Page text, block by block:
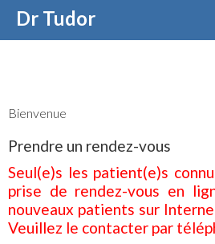
Dr Tudor
Bienvenue
Prendre un rendez-vous
Seul(e)s les patient(e)s
prise de rendez-vous en
nouveaux patients sur
Veuillez le contacter par